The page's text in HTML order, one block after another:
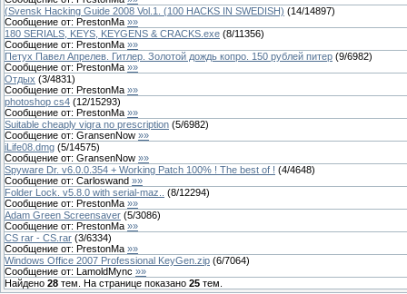
(Svensk Hacking Guide 2008 Vol.1. (100 HACKS IN SWEDISH) (14/14897)
Сообщение от: PrestonMa »»
180 SERIALS, KEYS, KEYGENS & CRACKS.exe (8/11356)
Сообщение от: PrestonMa »»
Петух Павел Апрелев. Гитлер. Золотой дождь копро. 150 рублей питер (9/6982)
Сообщение от: PrestonMa »»
Отдых (3/4831)
Сообщение от: PrestonMa »»
photoshop cs4 (12/15293)
Сообщение от: PrestonMa »»
Suitable cheaply vigra no prescription (5/6982)
Сообщение от: GransenNow »»
iLife08.dmg (5/14575)
Сообщение от: GransenNow »»
Spyware Dr. v6.0.0.354 + Working Patch 100% ! The best of ! (4/4648)
Сообщение от: Carloswand »»
Folder Lock. v5.8.0 with serial-maz..
(8/12294)
Сообщение от: PrestonMa »»
Adam Green Screensaver (5/3086)
Сообщение от: PrestonMa »»
CS rar - CS.rar (3/6334)
Сообщение от: PrestonMa »»
Windows Office 2007 Professional KeyGen.zip (6/7064)
Сообщение от: LamoldMync »»
Найдено 28 тем. На странице показано 25 тем.